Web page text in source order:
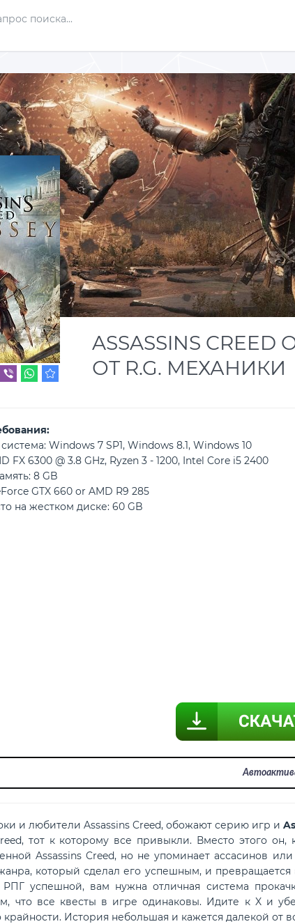
ASSASSINS
ОТ R.G. МЕХАНИКИ
Windows 7 SP1, Windows 8.1, Windows 10
FX 6300 @ 3.8 GHz, Ryzen 3 - 1200, Intel Core i5 2400
8 GB
GTX 660 or AMD R9 285
на жестком диске: 60 GB
и любители Assassins Creed, обожают серию игр и
тот к которому все привыкли. Вместо этого
Assassins Creed, но не упоминает ассасинов
который сделал его успешным, и
РПГ успешной, вам нужна отличная система
что все квесты в игре одинаковы. Идите к X и
крайности. История небольшая и кажется далекой от